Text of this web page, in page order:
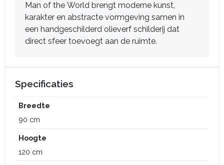
Man of the World brengt moderne kunst,
karakter en abstracte vormgeving samen in
een handgeschilderd olieverf schilderij dat
direct sfeer toevoegt aan de ruimte.
Specificaties
Breedte
90 cm
Hoogte
120 cm